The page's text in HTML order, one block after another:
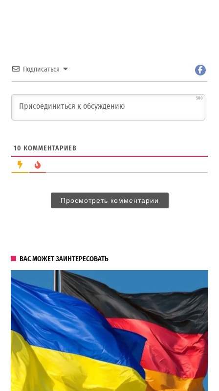
Подписаться
500
10 КОММЕНТАРИЕВ
Просмотреть комментарии
ВАС МОЖЕТ ЗАИНТЕРЕСОВАТЬ